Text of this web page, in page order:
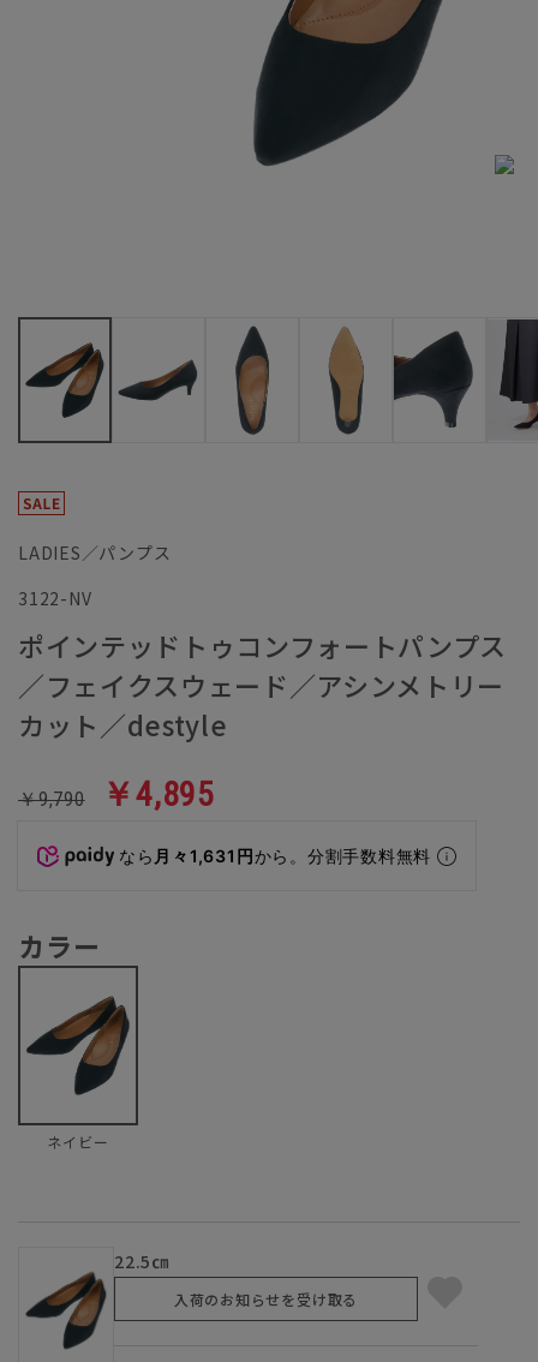
LADIES／パンプス
3122-NV
ポインテッドトゥコンフォートパンプス
／フェイクスウェード／アシンメトリー
カット／destyle
￥9,790 ￥4,895
なら 月々1,631円から。分割手数料無料
カラー
ネイビー
22.5㎝
入荷のお知らせを受け取る